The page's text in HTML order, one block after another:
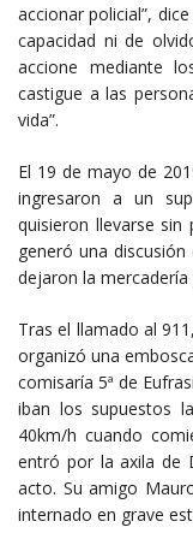
accionar policial”,
capacidad ni de
accione mediante
castigue a las
vida”.
El 19 de mayo de
ingresaron a un
quisieron llevarse sin
generó una
dejaron la mercadería
Tras el llamado al
organizó una
comisaría 5ª de
iban los supuestos
40km/h cuando
entró por la axila de
acto. Su amigo
internado en grave